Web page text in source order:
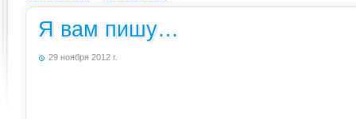
Я вам пишу…
29 ноября 2012 г.